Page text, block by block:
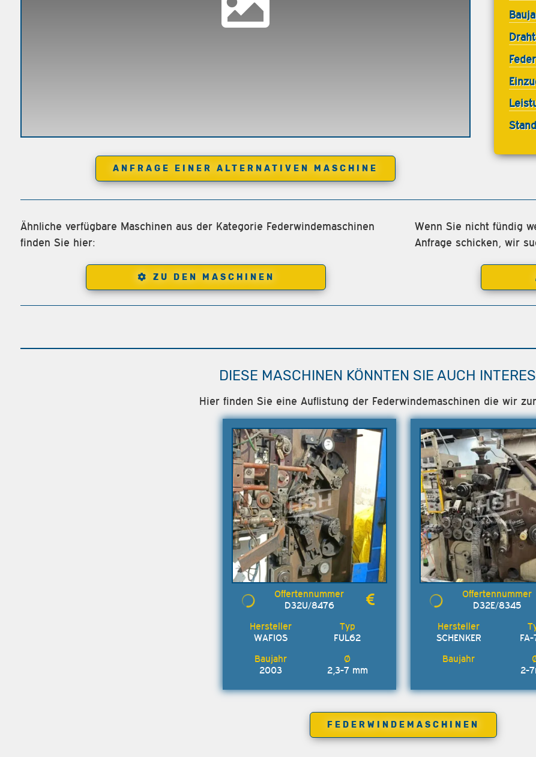
ANFRAGE EINER ALTERNATIVEN MASCHINE
Ähnliche verfügbare Maschinen aus der Kategorie Federwindemaschinen
finden Sie hier:
ZU DEN MASCHINEN
Wenn Sie nicht fündig
Anfrage schicken, wir
DIESE MASCHINEN KÖNNTEN SIE AUCH
Hier finden Sie eine Auflistung der Federwindemaschinen die wir
D32U/8476
WAFIOS FUL62
2003 2,3-7 mm
D32E/8345
SCHENKER
2-
FEDERWINDEMASCHINEN